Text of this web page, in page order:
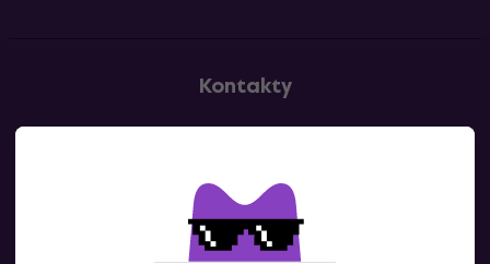
Kontakty